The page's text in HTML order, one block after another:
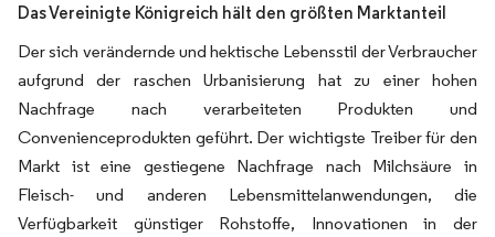
Das Vereinigte Königreich hält den größten Marktanteil
Der sich verändernde und hektische Lebensstil der Verbraucher
aufgrund der raschen Urbanisierung hat zu einer hohen
Nachfrage nach verarbeiteten Produkten und
Convenienceprodukten geführt. Der wichtigste Treiber für den
Markt ist eine gestiegene Nachfrage nach Milchsäure in
Fleisch- und anderen Lebensmittelanwendungen, die
Verfügbarkeit günstiger Rohstoffe, Innovationen in der